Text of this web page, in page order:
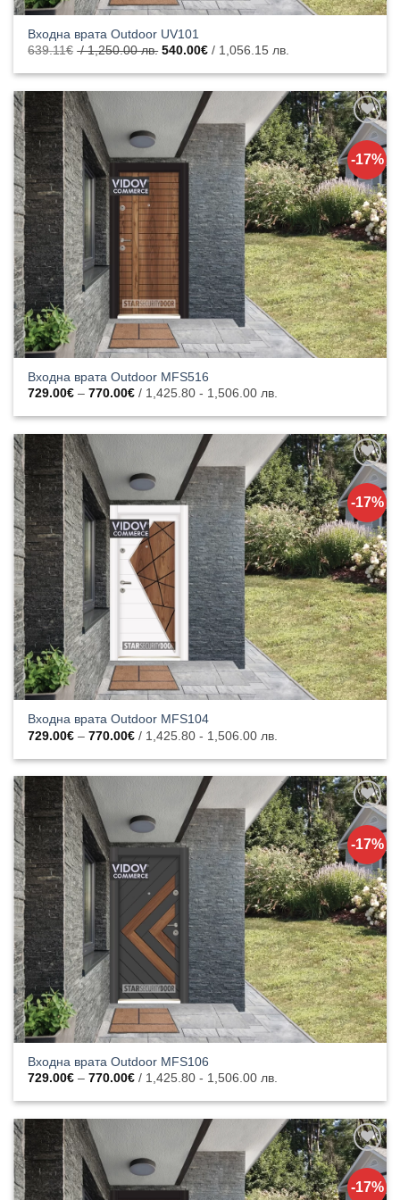
Входна врата Outdoor UV101
639.11€ / 1,250.00 лв. Original
was:
1,250.00
540.00€ / 1,056.15 лв.
е:
/
1,056.15
лв..
-17%
Добавяне
към
списъка с
харесани
продукти
Входна врата Outdoor MFS516
729.00€ – 770.00€Price
729.00€
/ 1,425.80 - 1,506.00 лв.
-17%
Добавяне
към
списъка с
харесани
продукти
Входна врата Outdoor MFS104
729.00€ – 770.00€Price
range:
729.00€
/ 1,425.80 - 1,506.00 лв.
-17%
Добавяне
към
списъка с
харесани
продукти
Входна врата Outdoor MFS106
729.00€ – 770.00€Price
729.00€
/ 1,425.80 - 1,506.00 лв.
-17%
Добавяне
към
списъка с